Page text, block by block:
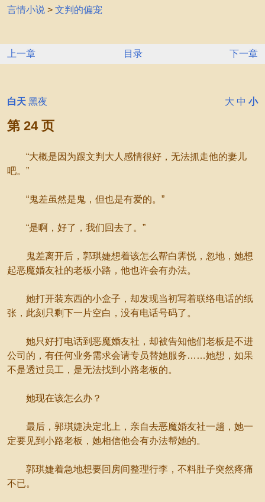
言情小说 > 文判的偏宠
上一章 目录 下一章
白天 黑夜 大 中 小
第 24 页
“大概是因为跟文判大人感情很好，无法抓走他的妻儿
吧。”
“鬼差虽然是鬼，但也是有爱的。”
“是啊，好了，我们回去了。”
鬼差离开后，郭琪婕想着该怎么帮白霁悦，忽地，她想
起恶魔婚友社的老板小路，他也许会有办法。
她打开装东西的小盒子，却发现当初写着联络电话的纸
张，此刻只剩下一片空白，没有电话号码了。
她只好打电话到恶魔婚友社，却被告知他们老板是不进
公司的，有任何业务需求会请专员替她服务……她想，如果
不是透过员工，是无法找到小路老板的。
她现在该怎么办？
最后，郭琪婕决定北上，亲自去恶魔婚友社一趟，她一
定要见到小路老板，她相信他会有办法帮她的。
郭琪婕着急地想要回房间整理行李，不料肚子突然疼痛
不已。